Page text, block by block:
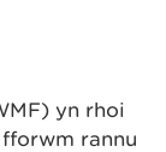
yn rhoi
rannu